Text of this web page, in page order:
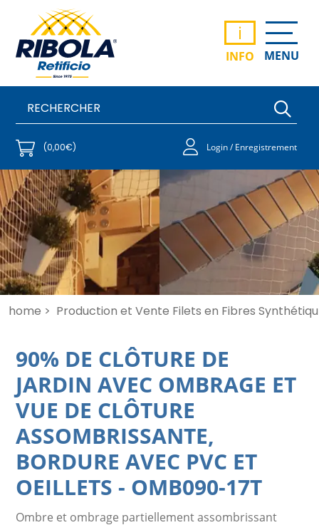
i
INFO MENU
(0,00€) Login / Enregistrement
home > Production et Vente Filets en Fibres
90% DE CLÔTURE DE
JARDIN AVEC OMBRAGE ET
VUE DE CLÔTURE
ASSOMBRISSANTE,
BORDURE AVEC PVC ET
OEILLETS - OMB090-17T
Ombre et ombrage partiellement assombrissant